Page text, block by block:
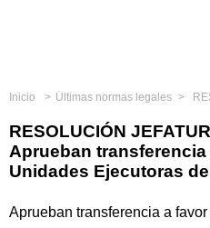
Inicio Últimas normas legales
RESOLUCIÓN
Aprueban
Unidades Ejecutoras del
Aprueban transferencia a